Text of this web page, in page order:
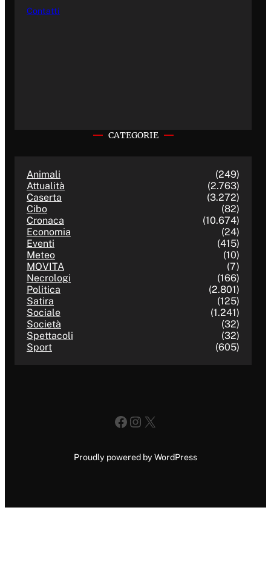
Contatti
CATEGORIE
Animali
(249)
Attualità
(2.763)
Caserta
(3.272)
Cibo
(82)
Cronaca
(10.674)
Economia
(24)
Eventi
(415)
Meteo
(10)
MOVITA
(7)
Necrologi
(166)
Politica
(2.801)
Satira
(125)
Sociale
(1.241)
Società
(32)
Spettacoli
(32)
Sport
(605)
Facebook
Instagram
X
Proudly powered by WordPress